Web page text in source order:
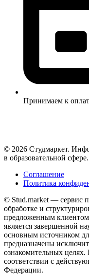
Принимаем к
© 2026 Студмаркет.
в образовательной
Соглашение
Политика
© Stud.market — сервис
обработке и
предложенным
является завершенной
основным источником
предназначены
ознакомительных целях.
соответствии с
Федерации.